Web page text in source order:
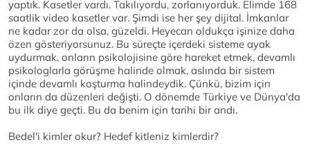
yaptık. Kasetler vardı. Takılıyordu, zorlanıyorduk. Elimde 168
saatlik video kasetler var. Şimdi ise her şey dijital. İmkanlar
ne kadar zor da olsa, güzeldi. Heyecan oldukça işinize daha
özen gösteriyorsunuz. Bu süreçte içerdeki sisteme ayak
uydurmak, onların psikolojisine göre hareket etmek, devamlı
psikologlarla görüşme halinde olmak, aslında bir sistem
içinde devamlı koşturma halindeydik. Çünkü, bizim için
onların da düzenleri değişti. O dönemde Türkiye ve Dünya'da
bu ilk diye geçti. Bu da benim için tarihi bir andı.
Bedel'i kimler okur? Hedef kitleniz kimlerdir?